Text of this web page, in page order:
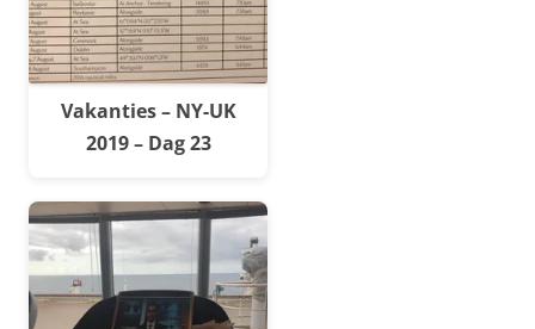
Vakanties – NY-UK
2019 – Dag 23